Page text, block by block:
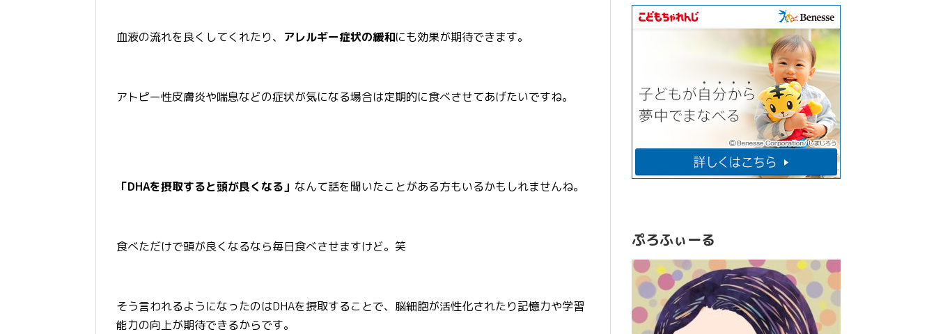
血液の流れを良くしてくれたり、 アレルギー症状の緩和にも効果が期待できます。
アトピー性皮膚炎や喘息などの症状が気になる場合は定期的に食べさせてあげたいですね。
「DHAを摂取すると頭が良くなる」 なんて話を聞いたことがある方もいるかもしれませんね。
食べただけで頭が良くなるなら毎日食べさせますけど。笑
そう言われるようになったのはDHAを摂取することで、脳細胞が活性化されたり記憶力や学習
能力の向上が期待できるからです。
ぷろふぃーる